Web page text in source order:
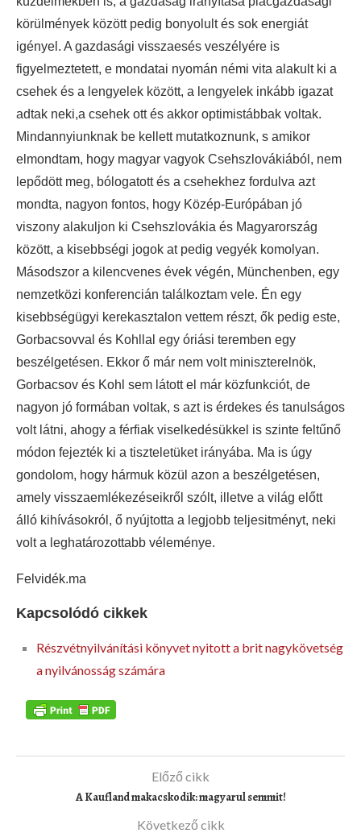
körülmények között pedig bonyolult és sok energiát
igényel. A gazdasági visszaesés veszélyére is
figyelmeztetett, e mondatai nyomán némi vita alakult ki a
csehek és a lengyelek között, a lengyelek inkább igazat
adtak neki,a csehek ott és akkor optimistábbak voltak.
Mindannyiunknak be kellett mutatkoznunk, s amikor
elmondtam, hogy magyar vagyok Csehszlovákiából, nem
lepődött meg, bólogatott és a csehekhez fordulva azt
mondta, nagyon fontos, hogy Közép-Európában jó
viszony alakuljon ki Csehszlovákia és Magyarország
között, a kisebbségi jogok at pedig vegyék komolyan.
Másodszor a kilencvenes évek végén, Münchenben, egy
nemzetközi konferencián találkoztam vele. Én egy
kisebbségügyi kerekasztalon vettem részt, ők pedig este,
Gorbacsovval és Kohllal egy óriási teremben egy
beszélgetésen. Ekkor ő már nem volt miniszterelnök,
Gorbacsov és Kohl sem látott el már közfunkciót, de
nagyon jó formában voltak, s azt is érdekes és tanulságos
volt látni, ahogy a férfiak viselkedésükkel is szinte feltűnő
módon fejezték ki a tiszteletüket irányába. Ma is úgy
gondolom, hogy hármuk közül azon a beszélgetésen,
amely visszaemlékezéseikről szólt, illetve a világ előtt
álló kihívásokról, ő nyújtotta a legjobb teljesitményt, neki
volt a leghatározottabb véleménye.
Felvidék.ma
Kapcsolódó cikkek
Részvétnyilvánítási könyvet nyitott a brit nagykövetség
a nyilvánosság számára
Előző cikk
A Kaufland makacskodik: magyarul semmit!
Következő cikk